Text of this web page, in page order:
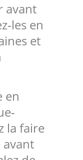
avant
les en
et
en
la faire